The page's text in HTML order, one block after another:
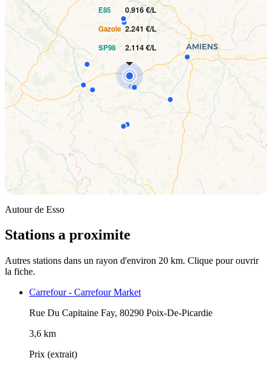
E85 0.916 €/L
Gazole 2.241 €/L
SP98 2.114 €/L
Autour de Esso
Stations a proximite
Autres stations dans un rayon d'environ 20 km. Clique pour ouvrir
la fiche.
Carrefour - Carrefour Market
Rue Du Capitaine Fay, 80290 Poix-De-Picardie
3,6 km
Prix (extrait)